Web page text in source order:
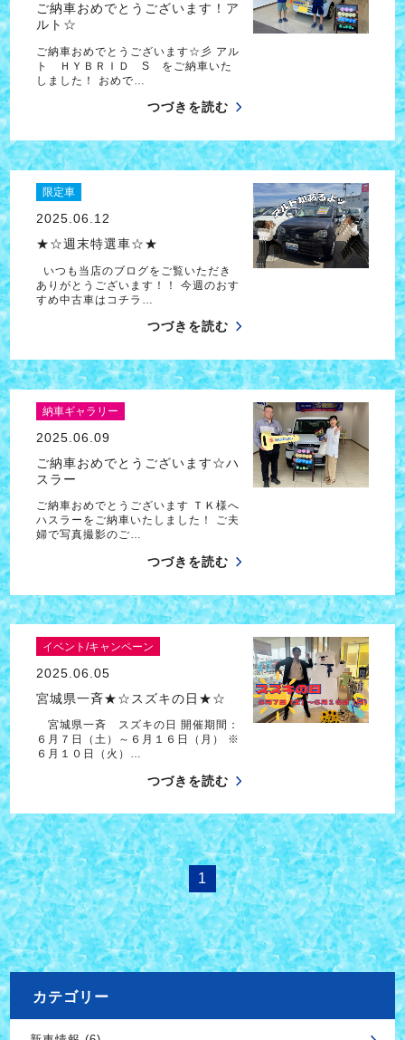
ご納車おめでとうございます！ア
ルト☆
ご納車おめでとうございます☆彡 アル
ト ＨＹＢＲＩＤ S をご納車いた
しました！ おめで…
つづきを読む
限定車
2025.06.12
★☆週末特選車☆★
いつも当店のブログをご覧いただき
ありがとうございます！！ 今週のおす
すめ中古車はコチラ…
つづきを読む
納車ギャラリー
2025.06.09
ご納車おめでとうございます☆ハ
スラー
ご納車おめでとうございます ＴＫ様へ
ハスラーをご納車いたしました！ ご夫
婦で写真撮影のご…
つづきを読む
イベント/キャンペーン
2025.06.05
宮城県一斉★☆スズキの日★☆
宮城県一斉 スズキの日 開催期間：
６月７日（土）～６月１６日（月） ※
６月１０日（火）…
つづきを読む
1
カテゴリー